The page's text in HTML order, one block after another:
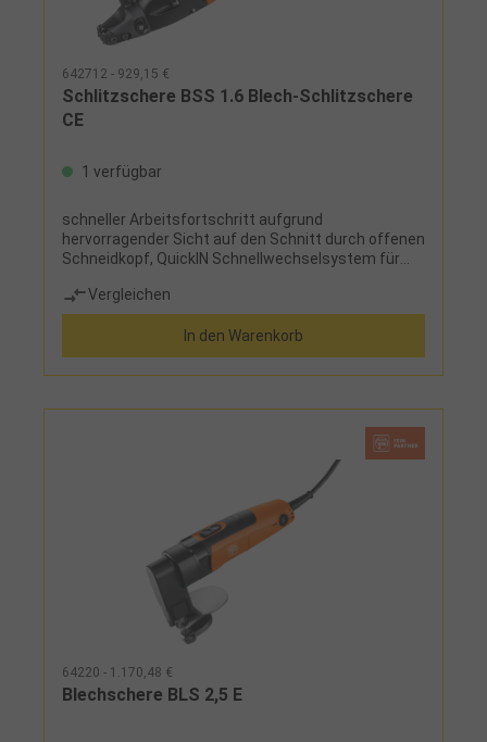
642712 - 929,15 €
Schlitzschere BSS 1.6 Blech-Schlitzschere
CE
1 verfügbar
schneller Arbeitsfortschritt aufgrund
hervorragender Sicht auf den Schnitt durch offenen
Schneidkopf, QuickIN Schnellwechselsystem für
Einstellarbeiten, saubere Spanabfuhr verhindert
Kratzer an WerkstückenLieferumfang:gerades
Schneidmesser bis 1,6 mm, 1 Paar Schneidbacken
und Schlüssel
Vergleichen
In den Warenkorb
64220 - 1.170,48 €
Blechschere BLS 2,5 E